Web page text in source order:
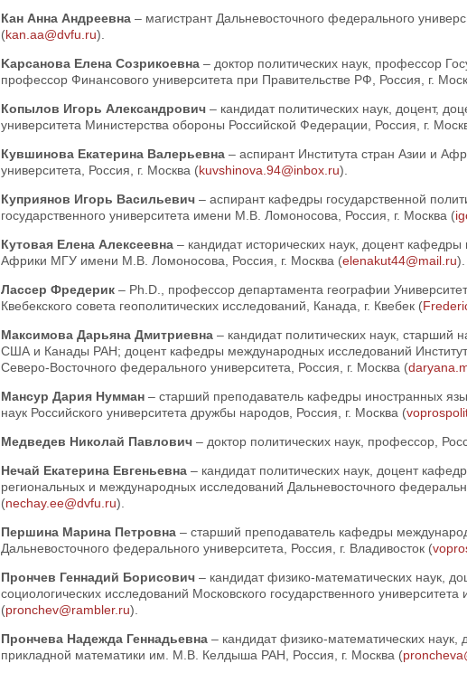
Кан Анна Андреевна – магистрант Дальневосточного федерального
(kan.aa@dvfu.ru).
Kарсанова Елена Созрикоевна – доктор политических наук, профессор
профессор Финансового университета при Правительстве РФ, Россия, г.
Копылов Игорь Александрович – кандидат политических наук, доцент,
университета Министерства обороны Российской Федерации, Россия, г.
Кувшинова Екатерина Валерьевна – аспирант Института стран Азии и
университета, Россия, г. Москва (kuvshinova.94@inbox.ru).
Куприянов Игорь Васильевич – аспирант кафедры государственной
государственного университета имени М.В. Ломоносова, Россия, г. Москва (
Кутовая Елена Алексеевна – кандидат исторических наук, доцент
Африки МГУ имени М.В. Ломоносова, Россия, г. Москва (elenakut44@mail.ru).
Лассер Фредерик – Ph.D., профессор департамента географии
Квебекского совета геополитических исследований, Канада, г. Квебек (
Максимова Дарьяна Дмитриевна – кандидат политических наук, старший
США и Канады РАН; доцент кафедры международных исследований
Северо-Восточного федерального университета, Россия, г. Москва (
Мансур Дария Нумман – старший преподаватель кафедры иностранных
наук Российского университета дружбы народов, Россия, г. Москва (
Медведев Николай Павлович – доктор политических наук, профессор,
Нечай Екатерина Евгеньевна – кандидат политических наук, доцент
региональных и международных исследований Дальневосточного
(nechay.ee@dvfu.ru).
Першина Марина Петровна – старший преподаватель кафедры
Дальневосточного федерального университета, Россия, г. Владивосток (
Прончев Геннадий Борисович – кандидат физико-математических наук,
социологических исследований Московского государственного
(pronchev@rambler.ru).
Прончева Надежда Геннадьевна – кандидат физико-математических наук,
прикладной математики им. М.В. Келдыша РАН, Россия, г. Москва (